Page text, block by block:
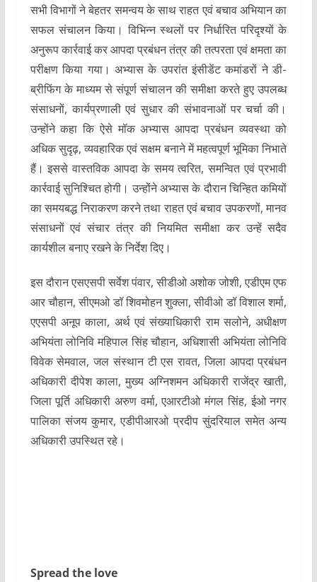
सभी विभागों ने बेहतर समन्वय के साथ राहत एवं बचाव अभियान का
सफल संचालन किया। विभिन्न स्थलों पर निर्धारित परिदृश्यों के
अनुरूप कार्रवाई कर आपदा प्रबंधन तंत्र की तत्परता एवं क्षमता का
परीक्षण किया गया। अभ्यास के उपरांत इंसीडेंट कमांडरों ने डी-
ब्रीफिंग के माध्यम से संपूर्ण संचालन की समीक्षा करते हुए उपलब्ध
संसाधनों, कार्यप्रणाली एवं सुधार की संभावनाओं पर चर्चा की।
उन्होंने कहा कि ऐसे मॉक अभ्यास आपदा प्रबंधन व्यवस्था को
अधिक सुदृढ़, व्यवहारिक एवं सक्षम बनाने में महत्वपूर्ण भूमिका निभाते
हैं। इससे वास्तविक आपदा के समय त्वरित, समन्वित एवं प्रभावी
कार्रवाई सुनिश्चित होगी। उन्होंने अभ्यास के दौरान चिन्हित कमियों
का समयबद्ध निराकरण करने तथा राहत एवं बचाव उपकरणों, मानव
संसाधनों एवं संचार तंत्र की नियमित समीक्षा कर उन्हें सदैव
कार्यशील बनाए रखने के निर्देश दिए।
इस दौरान एसएसपी सर्वेश पंवार, सीडीओ अशोक जोशी, एडीएम एफ
आर चौहान, सीएमओ डॉ शिवमोहन शुक्ला, सीवीओ डॉ विशाल शर्मा,
एएसपी अनूप काला, अर्थ एवं संख्याधिकारी राम सलोने, अधीक्षण
अभियंता लोनिवि महिपाल सिंह चौहान, अधिशासी अभियंता लोनिवि
विवेक सेमवाल, जल संस्थान टी एस रावत, जिला आपदा प्रबंधन
अधिकारी दीपेश काला, मुख्य अग्निशमन अधिकारी राजेंद्र खाती,
जिला पूर्ति अधिकारी अरुण वर्मा, एआरटीओ मंगल सिंह, ईओ नगर
पालिका संजय कुमार, एडीपीआरओ प्रदीप सुंदरियाल समेत अन्य
अधिकारी उपस्थित रहे।
Spread the love